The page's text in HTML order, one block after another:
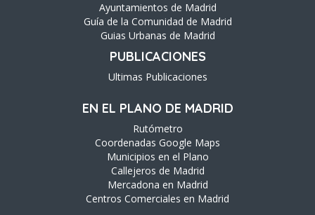
Ayuntamientos de Madrid
Guía de la Comunidad de Madrid
Guias Urbanas de Madrid
PUBLICACIONES
Ultimas Publicaciones
EN EL PLANO DE MADRID
Rutómetro
Coordenadas Google Maps
Municipios en el Plano
Callejeros de Madrid
Mercadona en Madrid
Centros Comerciales en Madrid